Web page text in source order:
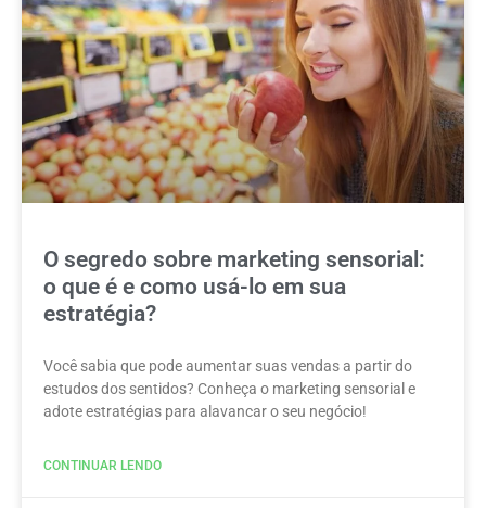
O segredo sobre marketing sensorial:
o que é e como usá-lo em sua
estratégia?
Você sabia que pode aumentar suas vendas a partir do
estudos dos sentidos? Conheça o marketing sensorial e
adote estratégias para alavancar o seu negócio!
CONTINUAR LENDO